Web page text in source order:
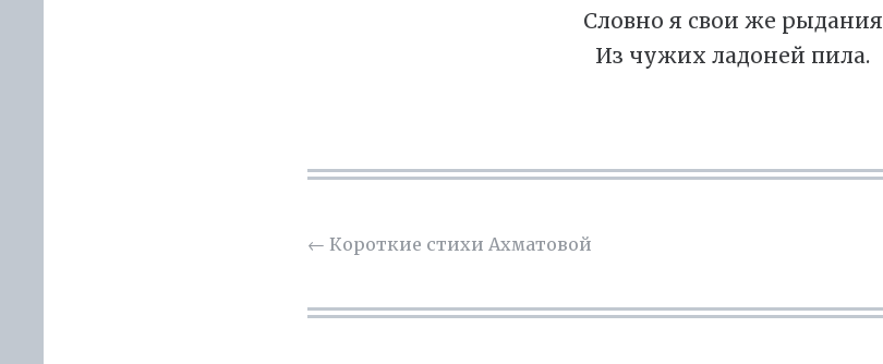
Словно я свои же рыдания
Из чужих ладоней пила.
← Короткие стихи Ахматовой